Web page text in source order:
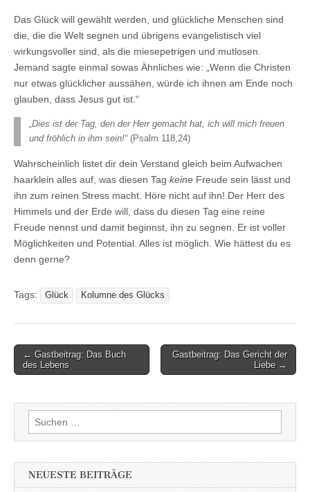
Das Glück will gewählt werden, und glückliche Menschen sind
die, die die Welt segnen und übrigens evangelistisch viel
wirkungsvoller sind, als die miesepetrigen und mutlosen.
Jemand sagte einmal sowas Ähnliches wie: „Wenn die Christen
nur etwas glücklicher aussähen, würde ich ihnen am Ende noch
glauben, dass Jesus gut ist.“
„Dies ist der Tag, den der Herr gemacht hat, ich will mich freuen
und fröhlich in ihm sein!“(Psalm 118,24)
Wahrscheinlich listet dir dein Verstand gleich beim Aufwachen
haarklein alles auf, was diesen Tag keine Freude sein lässt und
ihn zum reinen Stress macht. Höre nicht auf ihn! Der Herr des
Himmels und der Erde will, dass du diesen Tag eine reine
Freude nennst und damit beginnst, ihn zu segnen. Er ist voller
Möglichkeiten und Potential. Alles ist möglich. Wie hättest du es
denn gerne?
Tags: Glück Kolumne des Glücks
Post
navigation
← Gastbeitrag: Das Buch
des Lebens
Gastbeitrag: Das Gericht der
Liebe →
Suchen
nach:
NEUESTE BEITRÄGE